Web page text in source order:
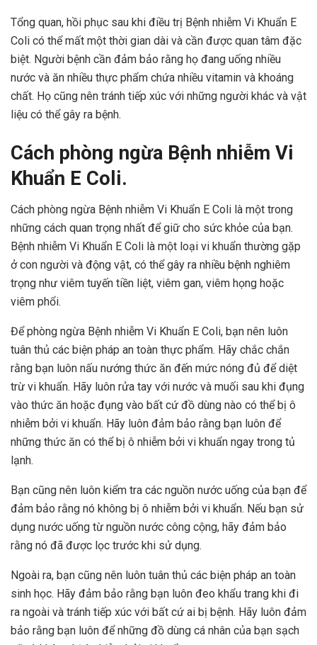
Tổng quan, hồi phục sau khi điều trị Bệnh nhiễm Vi Khuẩn E
Coli có thể mất một thời gian dài và cần được quan tâm đặc
biệt. Người bệnh cần đảm bảo rằng họ đang uống nhiều
nước và ăn nhiều thực phẩm chứa nhiều vitamin và khoáng
chất. Họ cũng nên tránh tiếp xúc với những người khác và vật
liệu có thể gây ra bệnh.
Cách phòng ngừa Bệnh nhiễm Vi
Khuẩn E Coli.
Cách phòng ngừa Bệnh nhiễm Vi Khuẩn E Coli là một trong
những cách quan trọng nhất để giữ cho sức khỏe của bạn.
Bệnh nhiễm Vi Khuẩn E Coli là một loại vi khuẩn thường gặp
ở con người và động vật, có thể gây ra nhiều bệnh nghiêm
trọng như viêm tuyến tiền liệt, viêm gan, viêm họng hoặc
viêm phổi.
Để phòng ngừa Bệnh nhiễm Vi Khuẩn E Coli, bạn nên luôn
tuân thủ các biện pháp an toàn thực phẩm. Hãy chắc chắn
rằng bạn luôn nấu nướng thức ăn đến mức nóng đủ để diệt
trừ vi khuẩn. Hãy luôn rửa tay với nước và muối sau khi đụng
vào thức ăn hoặc đụng vào bất cứ đồ dùng nào có thể bị ô
nhiễm bởi vi khuẩn. Hãy luôn đảm bảo rằng bạn luôn để
những thức ăn có thể bị ô nhiễm bởi vi khuẩn ngay trong tủ
lạnh.
Bạn cũng nên luôn kiểm tra các nguồn nước uống của bạn để
đảm bảo rằng nó không bị ô nhiễm bởi vi khuẩn. Nếu bạn sử
dụng nước uống từ nguồn nước công cộng, hãy đảm bảo
rằng nó đã được lọc trước khi sử dụng.
Ngoài ra, bạn cũng nên luôn tuân thủ các biện pháp an toàn
sinh học. Hãy đảm bảo rằng bạn luôn đeo khẩu trang khi đi
ra ngoài và tránh tiếp xúc với bất cứ ai bị bệnh. Hãy luôn đảm
bảo rằng bạn luôn để những đồ dùng cá nhân của bạn sạch